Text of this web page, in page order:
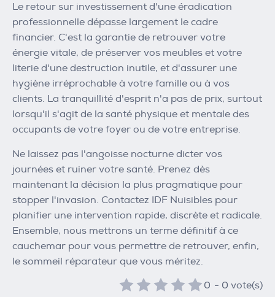
Le retour sur investissement d'une éradication
professionnelle dépasse largement le cadre
financier. C'est la garantie de retrouver votre
énergie vitale, de préserver vos meubles et votre
literie d'une destruction inutile, et d'assurer une
hygiène irréprochable à votre famille ou à vos
clients. La tranquillité d'esprit n'a pas de prix, surtout
lorsqu'il s'agit de la santé physique et mentale des
occupants de votre foyer ou de votre entreprise.
Ne laissez pas l'angoisse nocturne dicter vos
journées et ruiner votre santé. Prenez dès
maintenant la décision la plus pragmatique pour
stopper l'invasion. Contactez IDF Nuisibles pour
planifier une intervention rapide, discrète et radicale.
Ensemble, nous mettrons un terme définitif à ce
cauchemar pour vous permettre de retrouver, enfin,
le sommeil réparateur que vous méritez.
0 - 0 vote(s)